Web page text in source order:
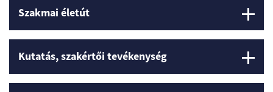
Szakmai életút
Kutatás, szakértői tevékenység